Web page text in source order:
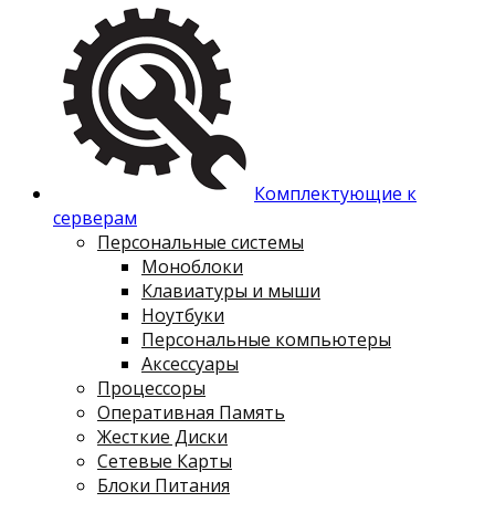
Комплектующие к
серверам
Персональные системы
Моноблоки
Клавиатуры и мыши
Ноутбуки
Персональные компьютеры
Аксессуары
Процессоры
Оперативная Память
Жесткие Диски
Сетевые Карты
Блоки Питания